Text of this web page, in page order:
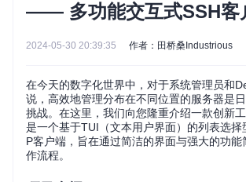
—— 多功能交互式SSH客
2024-05-30 20:39:35 作者：田桥桑Industrious
在今天的数字化世界中，对于系统管理员和
说，高效地管理分布在不同位置的服务器是
挑战。在这里，我们向您隆重介绍一款创
是一个基于TUI（文本用户界面）的列表选择
P客户端，旨在通过简洁的界面与强大的功能
作流程。